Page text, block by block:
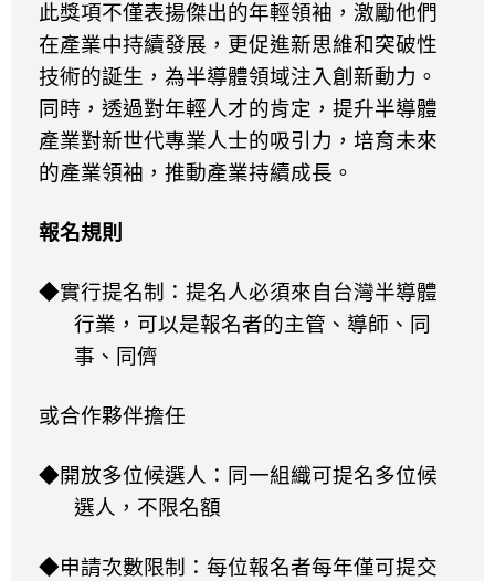
此獎項不僅表揚傑出的年輕領袖，激勵他們
在產業中持續發展，更促進新思維和突破性
技術的誕生，為半導體領域注入創新動力。
同時，透過對年輕人才的肯定，提升半導體
產業對新世代專業人士的吸引力，培育未來
的產業領袖，推動產業持續成長。
報名規則
◆實行提名制：提名人必須來自台灣半導體
行業，可以是報名者的主管、導師、同
事、同儕
或合作夥伴擔任
◆開放多位候選人：同一組織可提名多位候
選人，不限名額
◆申請次數限制：每位報名者每年僅可提交